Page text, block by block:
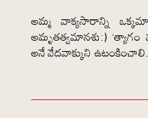
అమ్మ వాక్యసారాన్ని
అమృతత్వమానశు:) ‘త్యాగం
అనే వేదవాక్కుని ఉటంకించాలి.